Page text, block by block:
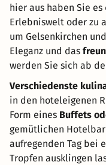
hier aus haben Sie
Erlebniswelt oder zu
um Gelsenkirchen
Eleganz und das
werden Sie sich ab
Verschiedenste
in den hoteleigenen
Form eines Buffets
gemütlichen
aufregenden Tag bei
Tropfen ausklingen